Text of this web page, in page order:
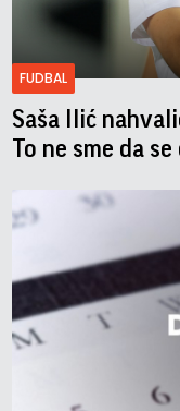
FUDBAL
Saša Ilić
To ne sme da